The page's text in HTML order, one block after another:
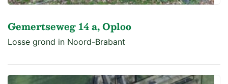
Gemertseweg 14 a, Oploo
Losse grond in Noord-Brabant